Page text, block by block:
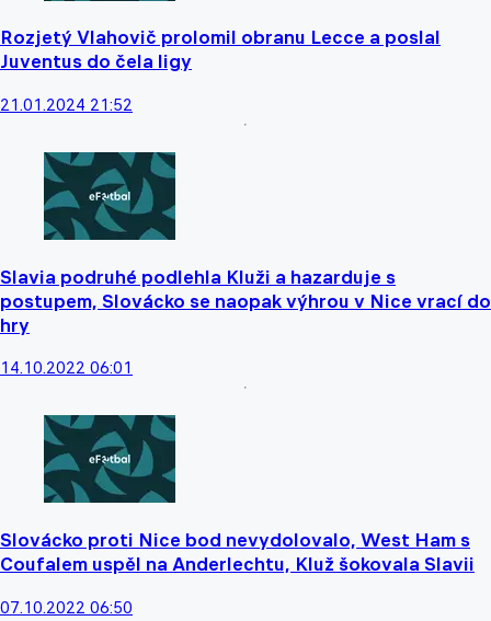
Rozjetý Vlahovič prolomil obranu Lecce a poslal
Juventus do čela ligy
21.01.2024 21:52
Slavia podruhé podlehla Kluži a hazarduje s
postupem, Slovácko se naopak výhrou v Nice vrací do
hry
14.10.2022 06:01
Slovácko proti Nice bod nevydolovalo, West Ham s
Coufalem uspěl na Anderlechtu, Kluž šokovala Slavii
07.10.2022 06:50